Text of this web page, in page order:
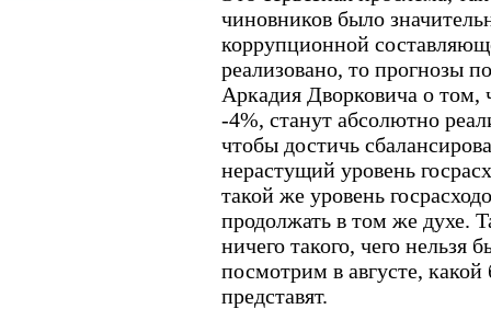
чиновников было
коррупционной
реализовано, то прогнозы
Аркадия Дворковича о том,
-4%, станут абсолютно
чтобы достичь
нерастущий уровень
такой же уровень
продолжать в том же духе.
ничего такого, чего нельзя
посмотрим в августе,
представят.